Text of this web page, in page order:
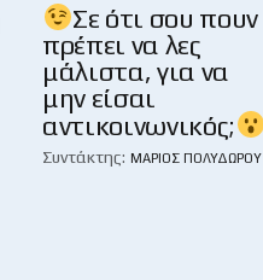
Σε ότι σου πουν
πρέπει να λες
μάλιστα, για να
μην είσαι
αντικοινωνικός;
Συντάκτης: ΜΆΡΙΟΣ ΠΟΛΥΔΏΡΟΥ